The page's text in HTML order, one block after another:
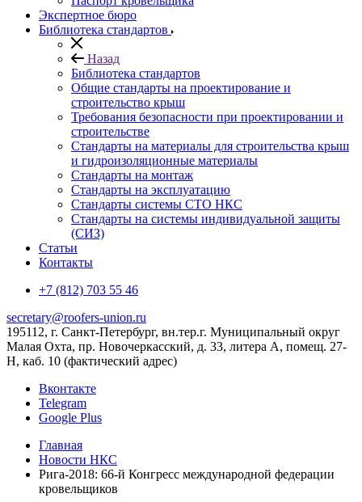
Экспертное бюро
Библиотека стандартов
Назад
Библиотека стандартов
Общие стандарты на проектирование и
строительство крыш
Требования безопасности при проектировании и
строительстве
Стандарты на материалы для строительства крыш
и гидроизоляционные материалы
Стандарты на монтаж
Стандарты на эксплуатацию
Стандарты системы СТО НКС
Стандарты на системы индивидуальной защиты
(СИЗ)
Статьи
Контакты
+7 (812) 703 55 46
secretary@roofers-union.ru
195112, г. Санкт-Петербург, вн.тер.г. Муниципальный округ
Малая Охта, пр. Новочеркасский, д. 33, литера А, помещ. 27-
Н, каб. 10 (фактический адрес)
Вконтакте
Telegram
Google Plus
Главная
Новости НКС
Рига-2018: 66-й Конгресс международной федерации
кровельщиков